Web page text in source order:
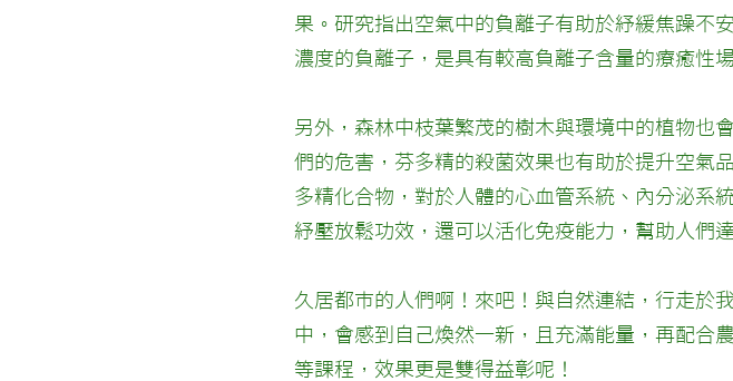
果。研究指出空氣中的負離子有助於紓緩焦躁不
濃度的負離子，是具有較高負離子含量的療癒性
另外，森林中枝葉繁茂的樹木與環境中的植物也
們的危害，芬多精的殺菌效果也有助於提升空氣
多精化合物，對於人體的心血管系統、內分泌系
紓壓放鬆功效，還可以活化免疫能力，幫助人們
久居都市的人們啊！來吧！與自然連結，行走於
中，會感到自己煥然一新，且充滿能量，再配合
等課程，效果更是雙得益彰呢！